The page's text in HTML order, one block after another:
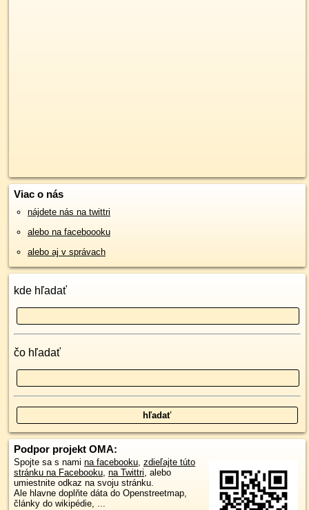
Viac o nás
nájdete nás na twittri
alebo na faceboooku
alebo aj v správach
kde hľadať
čo hľadať
Podpor projekt OMA:
Spojte sa s nami na facebooku, zdieľajte túto
stránku na Facebooku, na Twittri, alebo
umiestnite odkaz na svoju stránku.
Ale hlavne doplňte dáta do Openstreetmap,
články do wikipédie, ...